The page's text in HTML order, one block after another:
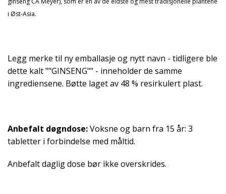
i Øst-Asia.
Legg merke til ny emballasje og nytt navn - tidligere ble
dette kalt ""GINSENG"" - inneholder de samme
ingrediensene. Bøtte laget av 48 % resirkulert plast.
Anbefalt døgndose:Voksne og barn fra 15 år: 3
tabletter i forbindelse med måltid.
Anbefalt daglig dose bør ikke overskrides.